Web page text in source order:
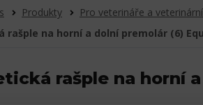
Produkty Pro veterináře a
rašple na horní a dolní premolár (6)
rašple na horní